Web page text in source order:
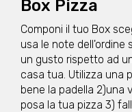
Box Pizza
Componi il tuo Box
usa le note dell'ordine
un gusto rispetto ad
casa tua. Utilizza una
bene la padella 2)una
posa la tua pizza 3)